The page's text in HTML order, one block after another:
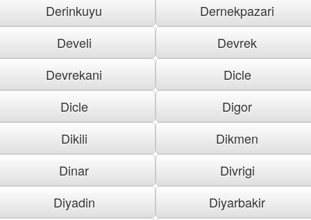
Derinkuyu
Dernekpazari
Develi
Devrek
Devrekani
Dicle
Dicle
Digor
Dikili
Dikmen
Dinar
Divrigi
Diyadin
Diyarbakir